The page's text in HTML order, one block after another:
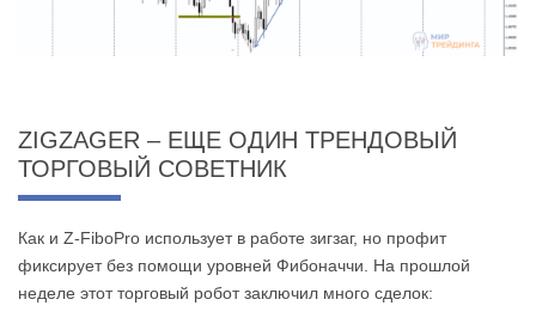
ZIGZAGER – ЕЩЕ ОДИН ТРЕНДОВЫЙ
ТОРГОВЫЙ СОВЕТНИК
Как и Z-FiboPro использует в работе зигзаг, но профит
фиксирует без помощи уровней Фибоначчи. На прошлой
неделе этот торговый робот заключил много сделок: